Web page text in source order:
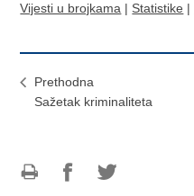
Vijesti u brojkama | Statistike |
Prethodna
Sažetak kriminaliteta